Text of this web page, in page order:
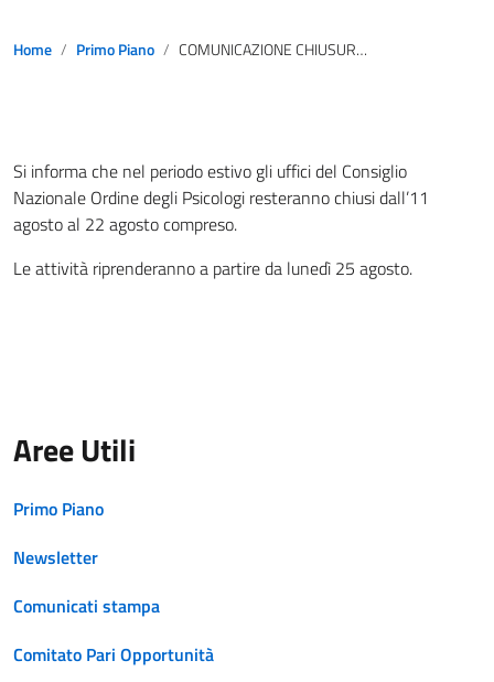
Home Primo Piano COMUNICAZIONE CHIUSURA UFFICI PERIODO ESTIVO
Si informa che nel periodo estivo gli uffici del Consiglio
Nazionale Ordine degli Psicologi resteranno chiusi dall’11
agosto al 22 agosto compreso.
Le attività riprenderanno a partire da lunedì 25 agosto.
Aree Utili
Primo Piano
Newsletter
Comunicati stampa
Comitato Pari Opportunità